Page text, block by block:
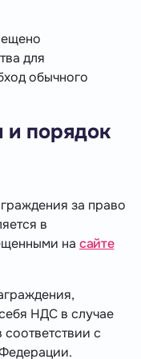
для
обычного
и порядок
за право
в
на сайте
НДС в случае
с